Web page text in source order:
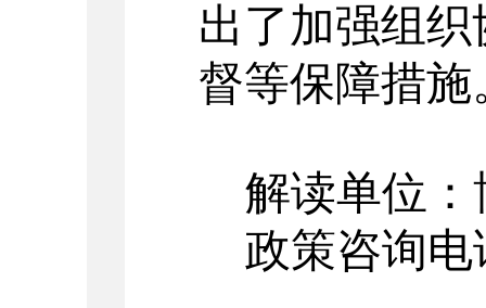
出了加强组织
督等保障措施
解读单位：
政策咨询电